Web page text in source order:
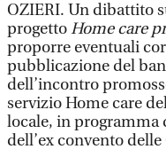
OZIERI. Un dibattito
progettoHome care
proporre eventuali
pubblicazione del
dell’incontro
servizio Home care
locale, in programma
dell’ex convento delle